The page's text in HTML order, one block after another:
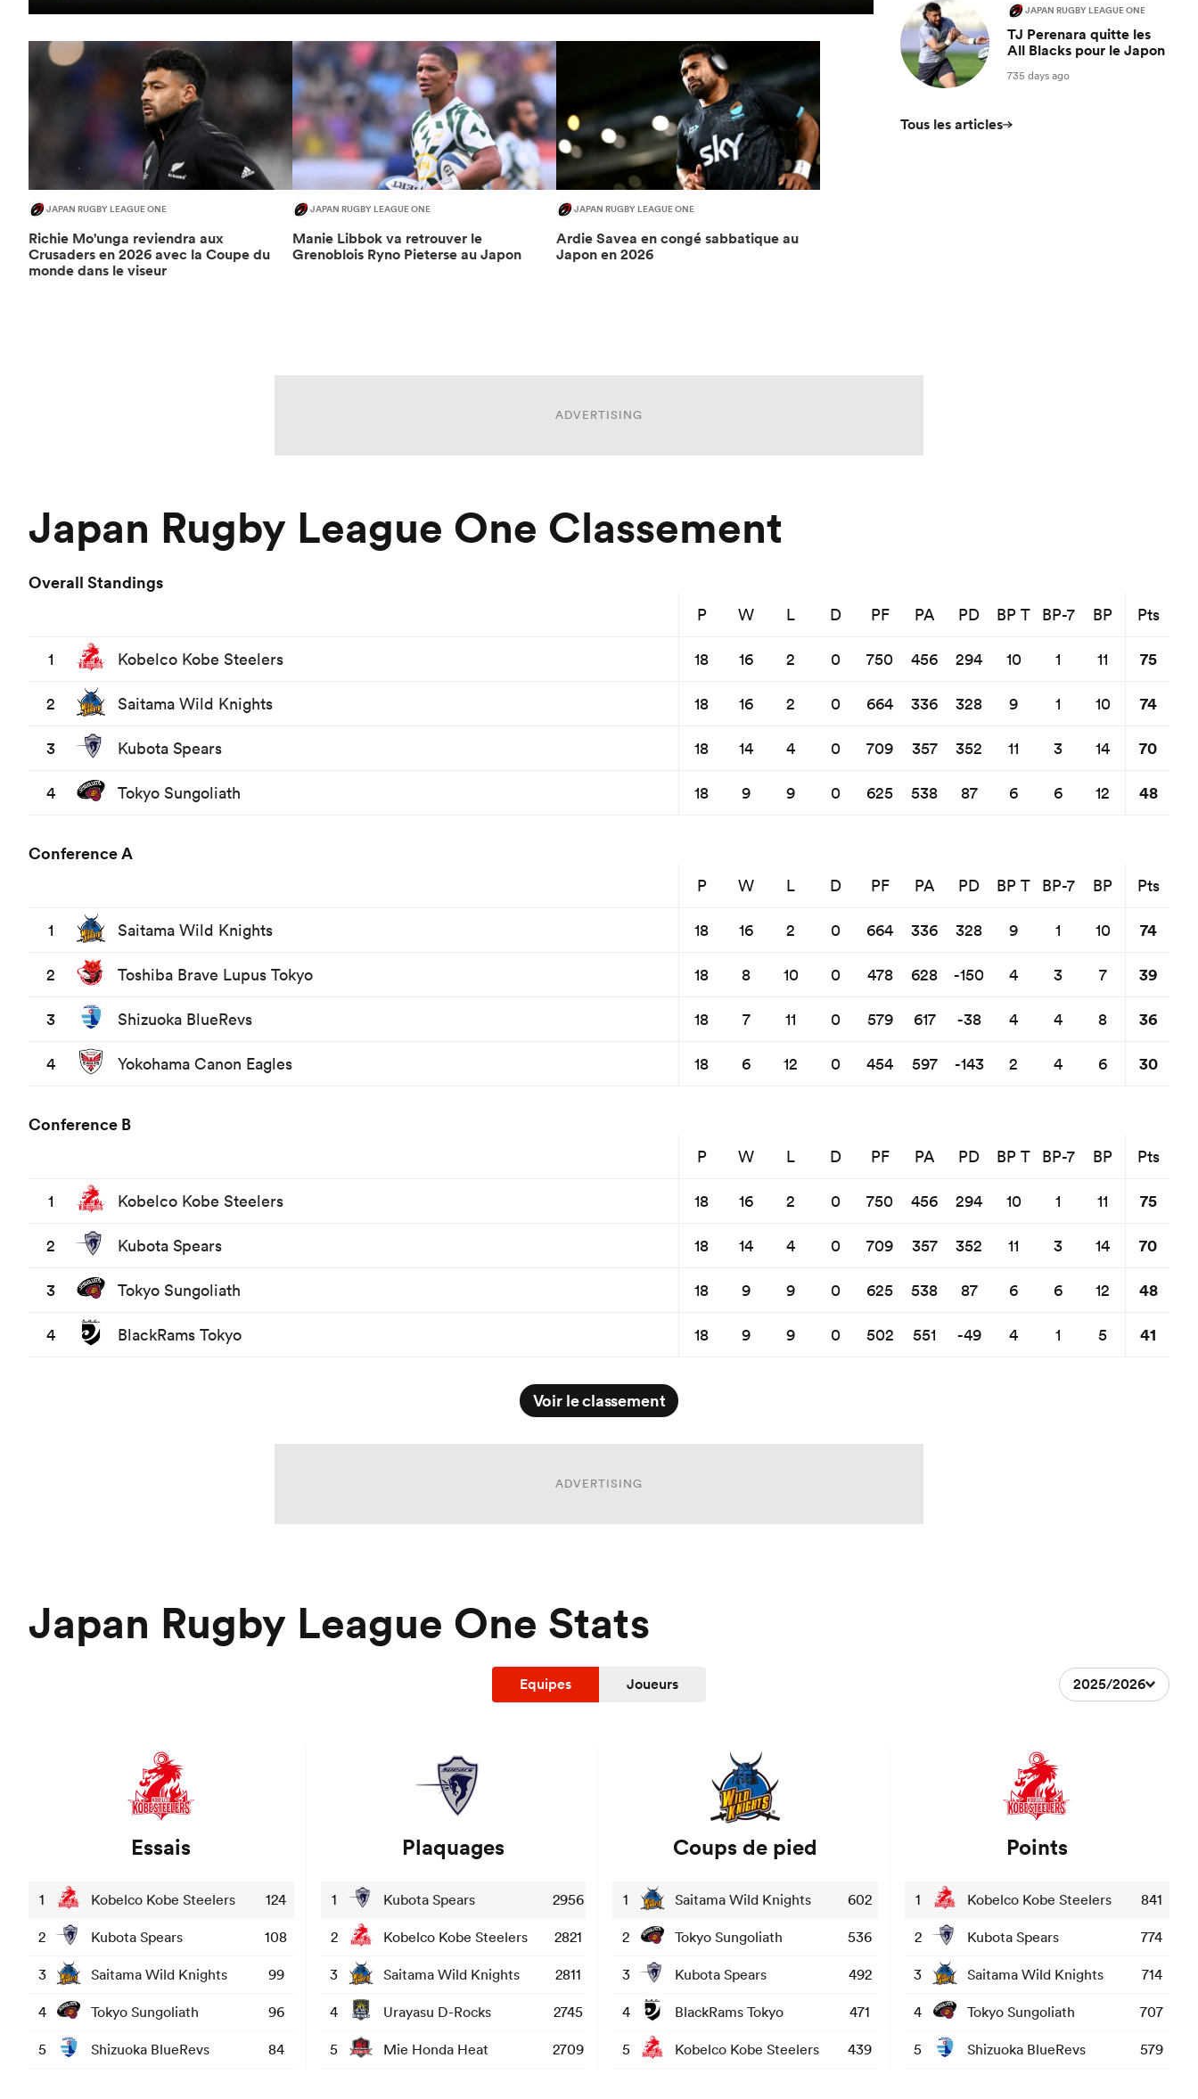
JAPAN RUGBY LEAGUE ONE
Richie Mo'unga reviendra aux
Crusaders en 2026 avec la Coupe du
monde dans le viseur
JAPAN RUGBY LEAGUE ONE
Manie Libbok va retrouver le
Grenoblois Ryno Pieterse au Japon
JAPAN RUGBY LEAGUE ONE
Ardie Savea en congé sabbatique au
Japon en 2026
JAPAN RUGBY LEAGUE ONE
TJ Perenara quitte les
All Blacks pour le Japon
735 days ago
Tous les articles
ADVERTISING
Japan Rugby League One Classement
Overall Standings
1 Kobelco Kobe Steelers
2 Saitama Wild Knights
3 Kubota Spears
4 Tokyo Sungoliath
P W L D PF PA PD BP T BP-7 BP
18 16 2 0 750 456 294 10 1 11
18 16 2 0 664 336 328 9 1 10
18 14 4 0 709 357 352 11 3 14
18 9 9 0 625 538 87 6 6 12
Pts
75
74
70
48
Conference A
1 Saitama Wild Knights
2 Toshiba Brave Lupus Tokyo
3 Shizuoka BlueRevs
4 Yokohama Canon Eagles
P W L D PF PA PD BP T BP-7 BP
18 16 2 0 664 336 328 9 1 10
18 8 10 0 478 628 -150 4 3 7
18 7 11 0 579 617 -38 4 4 8
18 6 12 0 454 597 -143 2 4 6
Pts
74
39
36
30
Conference B
1 Kobelco Kobe Steelers
2 Kubota Spears
3 Tokyo Sungoliath
4 BlackRams Tokyo
P W L D PF PA PD BP T BP-7 BP
18 16 2 0 750 456 294 10 1 11
18 14 4 0 709 357 352 11 3 14
18 9 9 0 625 538 87 6 6 12
18 9 9 0 502 551 -49 4 1 5
Pts
75
70
48
41
Voir le classement
ADVERTISING
Japan Rugby League One Stats
Equipes Joueurs 2025/2026
Essais
1 Kobelco Kobe Steelers 124
2 Kubota Spears 108
3 Saitama Wild Knights 99
4 Tokyo Sungoliath 96
5 Shizuoka BlueRevs 84
Plaquages
1 Kubota Spears 2956
2 Kobelco Kobe Steelers 2821
3 Saitama Wild Knights 2811
4 Urayasu D-Rocks 2745
5 Mie Honda Heat 2709
Coups de pied
1 Saitama Wild Knights 602
2 Tokyo Sungoliath 536
3 Kubota Spears 492
4 BlackRams Tokyo 471
5 Kobelco Kobe Steelers 439
Points
1 Kobelco Kobe Steelers 841
2 Kubota Spears 774
3 Saitama Wild Knights 714
4 Tokyo Sungoliath 707
5 Shizuoka BlueRevs 579